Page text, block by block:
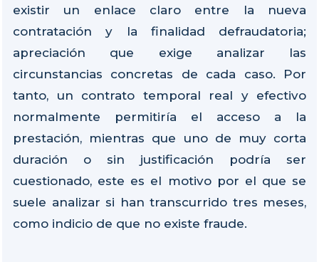
existir un enlace claro entre la nueva
contratación y la finalidad defraudatoria;
apreciación que exige analizar las
circunstancias concretas de cada caso. Por
tanto, un contrato temporal real y efectivo
normalmente permitiría el acceso a la
prestación, mientras que uno de muy corta
duración o sin justificación podría ser
cuestionado, este es el motivo por el que se
suele analizar si han transcurrido tres meses,
como indicio de que no existe fraude.